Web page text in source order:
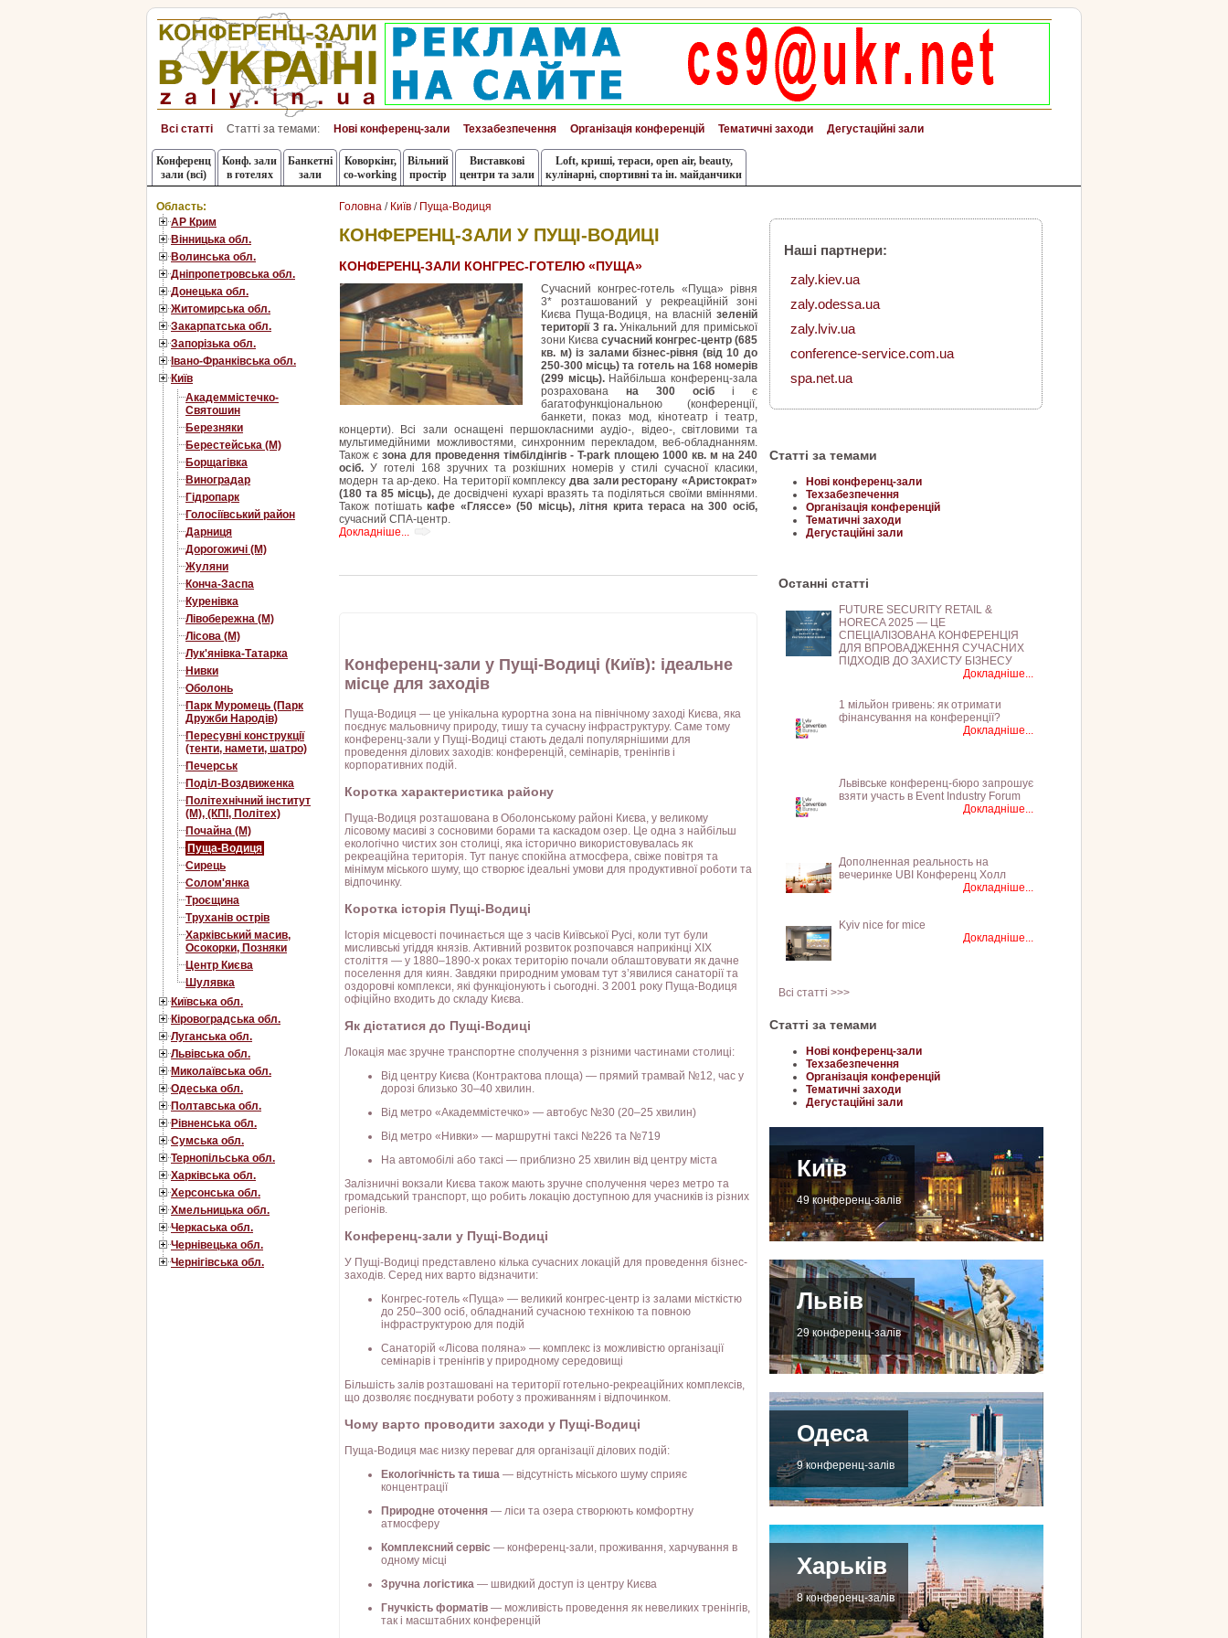
Всі статті Статті за темами: Нові конференц-зали Техзабезпечення Організація конференцій Тематичні заходи Дегустаційні зали
Конференц
зали (всі)
Конф. зали
в готелях
Банкетні
зали
Коворкінг,
co-working
Вільний
простір
Виставкові
центри та зали
Loft, криші, тераси, оpen air, beauty,
кулінарні, спортивні та ін. майданчики
Область:
АР Крим
Вінницька обл.
Волинська обл.
Дніпропетровська обл.
Донецька обл.
Житомирська обл.
Закарпатська обл.
Запорізька обл.
Івано-Франківська обл.
Київ
Академмістечко-
Святошин
Березняки
Берестейська (М)
Борщагівка
Виноградар
Гідропарк
Голосіївський район
Дарниця
Дорогожичі (М)
Жуляни
Конча-Заспа
Куренівка
Лівобережна (М)
Лісова (М)
Лук'янівка-Татарка
Нивки
Оболонь
Парк Муромець (Парк
Дружби Народів)
Пересувні конструкції
(тенти, намети, шатро)
Печерськ
Поділ-Воздвиженка
Політехнічний інститут
(М), (КПІ, Політех)
Почайна (М)
Пуща-Водиця
Сирець
Солом'янка
Троєщина
Труханів острів
Харківський масив,
Осокорки, Позняки
Центр Києва
Шулявка
Київська обл.
Кіровоградська обл.
Луганська обл.
Львівська обл.
Миколаївська обл.
Одеська обл.
Полтавська обл.
Рівненська обл.
Сумська обл.
Тернопільська обл.
Харківська обл.
Херсонська обл.
Хмельницька обл.
Черкаська обл.
Чернівецька обл.
Чернігівська обл.
Головна / Київ / Пуща-Водиця
КОНФЕРЕНЦ-ЗАЛИ У ПУЩІ-ВОДИЦІ
КОНФЕРЕНЦ-ЗАЛИ КОНГРЕС-ГОТЕЛЮ «ПУЩА»
Сучасний конгрес-готель «Пуща» рівня
3* розташований у рекреаційній зоні
Києва Пуща-Водиця, на власній зеленій
території 3 га.Унікальний для приміської
зони Києва сучасний конгрес-центр (685
кв. м) із залами бізнес-рівня (від 10 до
250-300 місць) та готель на 168 номерів
(299 місць).Найбільша конференц-зала
розрахована на 300 осіб і є
багатофункціональною (конференції,
банкети, показ мод, кінотеатр і театр,
концерти). Всі зали оснащені першокласними аудіо-, відео-, світловими та
мультимедійними можливостями, синхронним перекладом, веб-обладнанням.
Також є зона для проведення тімбілдінгів - T-park площею 1000 кв. м на 240
осіб. У готелі 168 зручних та розкішних номерів у стилі сучасної класики,
модерн та ар-деко. На території комплексу два зали ресторану «Аристократ»
(180 та 85 місць), де досвідчені кухарі вразять та поділяться своїми вміннями.
Також потішатькафе «Гляссе» (50 місць), літня крита тераса на 300 осіб,
сучасний СПА-центр.
Докладніше...
Конференц-зали у Пущі-Водиці (Київ): ідеальне
місце для заходів
Пуща-Водиця — це унікальна курортна зона на північному заході Києва, яка
поєднує мальовничу природу, тишу та сучасну інфраструктуру. Саме тому
конференц-зали у Пущі-Водиці стають дедалі популярнішими для
проведення ділових заходів: конференцій, семінарів, тренінгів і
корпоративних подій.
Коротка характеристика району
Пуща-Водиця розташована в Оболонському районі Києва, у великому
лісовому масиві з сосновими борами та каскадом озер. Це одна з найбільш
екологічно чистих зон столиці, яка історично використовувалась як
рекреаційна територія. Тут панує спокійна атмосфера, свіже повітря та
мінімум міського шуму, що створює ідеальні умови для продуктивної роботи та
відпочинку.
Коротка історія Пущі-Водиці
Історія місцевості починається ще з часів Київської Русі, коли тут були
мисливські угіддя князів. Активний розвиток розпочався наприкінці XIX
століття — у 1880–1890-х роках територію почали облаштовувати як дачне
поселення для киян. Завдяки природним умовам тут з’явилися санаторії та
оздоровчі комплекси, які функціонують і сьогодні. З 2001 року Пуща-Водиця
офіційно входить до складу Києва.
Як дістатися до Пущі-Водиці
Локація має зручне транспортне сполучення з різними частинами столиці:
Від центру Києва (Контрактова площа) — прямий трамвай №12, час у
дорозі близько 30–40 хвилин.
Від метро «Академмістечко» — автобус №30 (20–25 хвилин)
Від метро «Нивки» — маршрутні таксі №226 та №719
На автомобілі або таксі — приблизно 25 хвилин від центру міста
Залізничні вокзали Києва також мають зручне сполучення через метро та
громадський транспорт, що робить локацію доступною для учасників із різних
регіонів.
Конференц-зали у Пущі-Водиці
У Пущі-Водиці представлено кілька сучасних локацій для проведення бізнес-
заходів. Серед них варто відзначити:
Конгрес-готель «Пуща» — великий конгрес-центр із залами місткістю
до 250–300 осіб, обладнаний сучасною технікою та повною
інфраструктурою для подій
Санаторій «Лісова поляна» — комплекс із можливістю організації
семінарів і тренінгів у природному середовищі
Більшість залів розташовані на території готельно-рекреаційних комплексів,
що дозволяє поєднувати роботу з проживанням і відпочинком.
Чому варто проводити заходи у Пущі-Водиці
Пуща-Водиця має низку переваг для організації ділових подій:
Екологічність та тиша — відсутність міського шуму сприяє
концентрації
Природне оточення — ліси та озера створюють комфортну
атмосферу
Комплексний сервіс — конференц-зали, проживання, харчування в
одному місці
Зручна логістика — швидкий доступ із центру Києва
Гнучкість форматів — можливість проведення як невеликих тренінгів,
так і масштабних конференцій
Наші партнери:
zaly.kiev.ua
zaly.odessa.ua
zaly.lviv.ua
conference-service.com.ua
spa.net.ua
Статті за темами
Нові конференц-зали
Техзабезпечення
Організація конференцій
Тематичні заходи
Дегустаційні зали
Останні статті
FUTURE SECURITY RETAIL &
HORECA 2025 — ЦЕ
СПЕЦІАЛІЗОВАНА КОНФЕРЕНЦІЯ
ДЛЯ ВПРОВАДЖЕННЯ СУЧАСНИХ
ПІДХОДІВ ДО ЗАХИСТУ БІЗНЕСУ
Докладніше...
1 мільйон гривень: як отримати
фінансування на конференції?
Докладніше...
Львівське конференц-бюро запрошує
взяти участь в Event Industry Forum
Докладніше...
Дополненная реальность на
вечеринке UBI Конференц Холл
Докладніше...
Kyiv nice for mice
Докладніше...
Всі статті >>>
Статті за темами
Нові конференц-зали
Техзабезпечення
Організація конференцій
Тематичні заходи
Дегустаційні зали
Київ
49 конференц-залів
Львів
29 конференц-залів
Одеса
9 конференц-залів
Харьків
8 конференц-залів